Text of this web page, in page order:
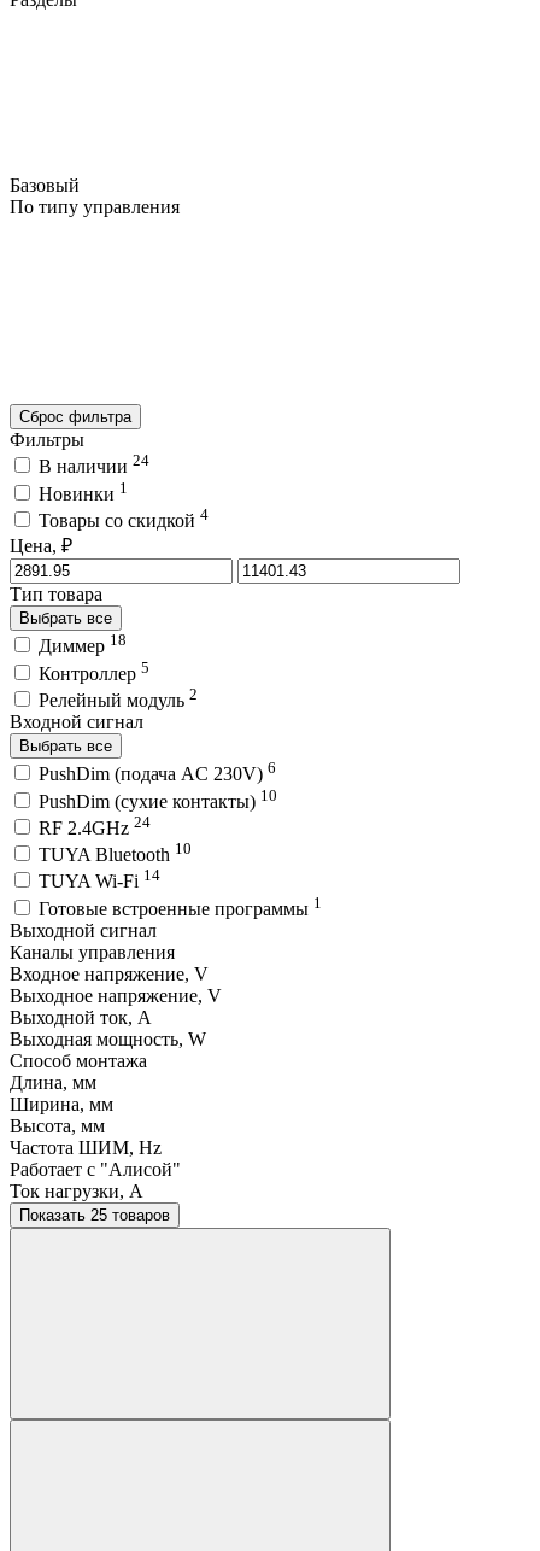
Базовый
По типу управления
Сброс фильтра
Фильтры
В наличии 24
Новинки 1
Товары со скидкой 4
Цена, ₽
Тип товара
Выбрать все
Диммер 18
Контроллер 5
Релейный модуль 2
Входной сигнал
Выбрать все
PushDim (подача AC 230V) 6
PushDim (сухие контакты) 10
RF 2.4GHz 24
TUYA Bluetooth 10
TUYA Wi-Fi 14
Готовые встроенные программы 1
Выходной сигнал
Каналы управления
Входное напряжение, V
Выходное напряжение, V
Выходной ток, A
Выходная мощность, W
Способ монтажа
Длина, мм
Ширина, мм
Высота, мм
Частота ШИМ, Hz
Работает с "Алисой"
Ток нагрузки, A
Показать 25 товаров